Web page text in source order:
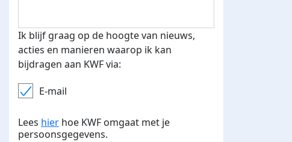
Ik blijf graag op de hoogte van nieuws,
acties en manieren waarop ik kan
bijdragen aan KWF via:
E-mail
Lees hier hoe KWF omgaat met je
persoonsgegevens.